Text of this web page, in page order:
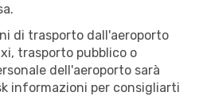
di trasporto dall'aeroporto
trasporto pubblico o
dell'aeroporto sarà
informazioni per consigliarti